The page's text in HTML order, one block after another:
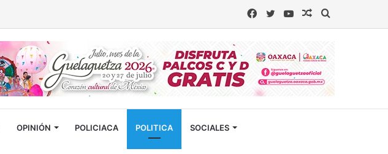
Buscar
Artículo
YouTube
Twitter
Facebook
OPINIÓN POLICIACA POLITICA SOCIALES